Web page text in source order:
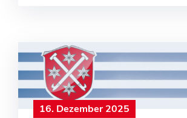
16. Dezember 2025